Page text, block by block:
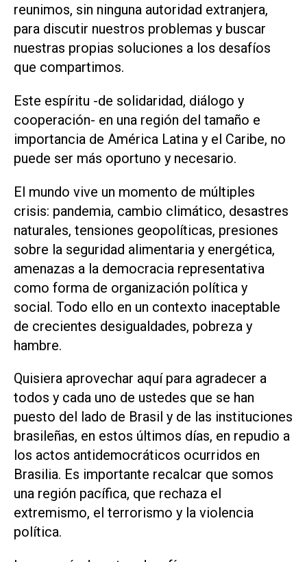
reunimos, sin ninguna autoridad extranjera,
para discutir nuestros problemas y buscar
nuestras propias soluciones a los desafíos
que compartimos.
Este espíritu -de solidaridad, diálogo y
cooperación- en una región del tamaño e
importancia de América Latina y el Caribe, no
puede ser más oportuno y necesario.
El mundo vive un momento de múltiples
crisis: pandemia, cambio climático, desastres
naturales, tensiones geopolíticas, presiones
sobre la seguridad alimentaria y energética,
amenazas a la democracia representativa
como forma de organización política y
social. Todo ello en un contexto inaceptable
de crecientes desigualdades, pobreza y
hambre.
Quisiera aprovechar aquí para agradecer a
todos y cada uno de ustedes que se han
puesto del lado de Brasil y de las instituciones
brasileñas, en estos últimos días, en repudio a
los actos antidemocráticos ocurridos en
Brasilia. Es importante recalcar que somos
una región pacífica, que rechaza el
extremismo, el terrorismo y la violencia
política.